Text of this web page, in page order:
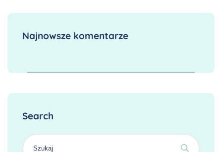
Najnowsze komentarze
Search